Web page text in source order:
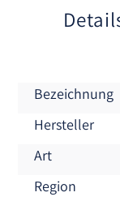
Bezeichnung
Hersteller
Art
Region